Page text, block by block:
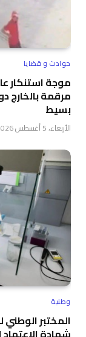
حوادث و قضايا
موجة استنكار
مرقمة بالخارج
بسيط
الأربعاء، 5 أغسطس 2026
وطنية
المختبر